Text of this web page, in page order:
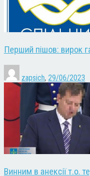
Перший пішов: вирок
zapsich, 29/06/2023
Винним в анексії т.о.